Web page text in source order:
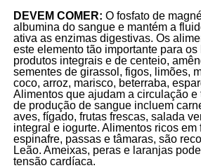
DEVEM COMER: O fosfato de
albumina do sangue e mantém a
ativa as enzimas digestivas. Os
este elemento tão importante para
produtos integrais e de centeio,
sementes de girassol, figos, limões,
coco, arroz, marisco, beterraba,
Alimentos que ajudam a circulação e
de produção de sangue incluem
aves, fígado, frutas frescas, salada
integral e iogurte. Alimentos ricos em
espinafre, passas e tâmaras, são
Leão. Ameixas, peras e laranjas
tensão cardíaca.